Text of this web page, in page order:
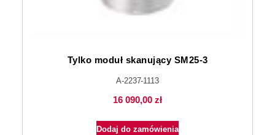
Tylko moduł skanujący SM25-3
A-2237-1113
16 090,00 zł
Dodaj do zamówienia